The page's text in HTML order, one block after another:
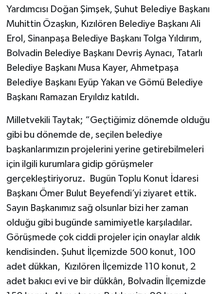
Yardımcısı Doğan Şimşek, Şuhut Belediye Başkanı
Muhittin Özaşkın, Kızılören Belediye Başkanı Ali
Erol, Sinanpaşa Belediye Başkanı Tolga Yıldırım,
Bolvadin Belediye Başkanı Devriş Aynacı, Tatarlı
Belediye Başkanı Musa Kayer, Ahmetpaşa
Belediye Başkanı Eyüp Yakan ve Gömü Belediye
Başkanı Ramazan Eryıldız katıldı.
Milletvekili Taytak; “Geçtiğimiz dönemde olduğu
gibi bu dönemde de, seçilen belediye
başkanlarımızın projelerini yerine getirebilmeleri
için ilgili kurumlara gidip görüşmeler
gerçekleştiriyoruz. Bugün Toplu Konut İdaresi
Başkanı Ömer Bulut Beyefendi’yi ziyaret ettik.
Sayın Başkanımız sağ olsunlar bizi her zaman
olduğu gibi bugünde samimiyetle karşıladılar.
Görüşmede çok ciddi projeler için onaylar aldık
kendisinden. Şuhut İlçemizde 500 konut, 100
adet dükkan, Kızılören İlçemizde 110 konut, 2
adet bakıcı evi ve bir dükkân, Bolvadin İlçemizde